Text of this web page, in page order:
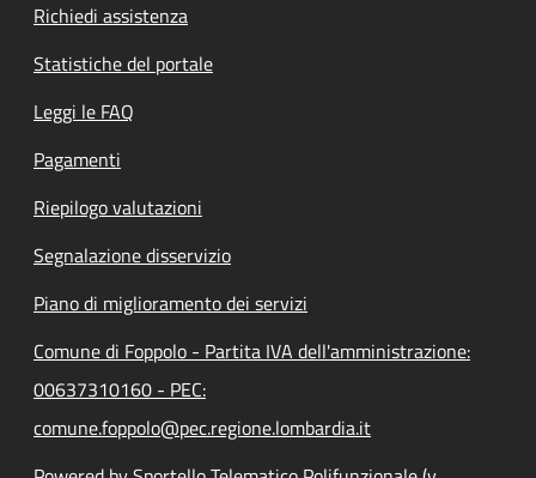
Richiedi assistenza
Statistiche del portale
Leggi le FAQ
Pagamenti
Riepilogo valutazioni
Segnalazione disservizio
Piano di miglioramento dei servizi
Comune di Foppolo - Partita IVA dell'amministrazione:
00637310160 - PEC:
comune.foppolo@pec.regione.lombardia.it